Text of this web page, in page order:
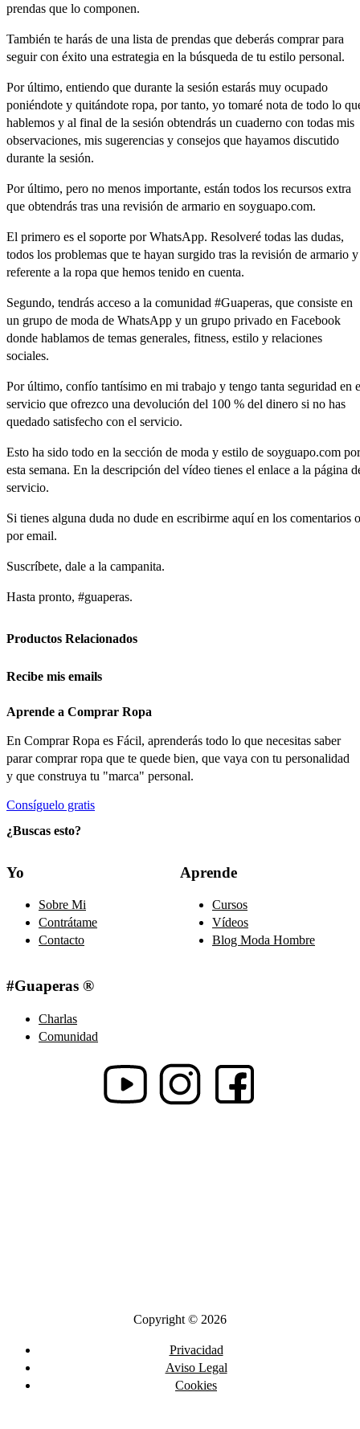
prendas que lo componen.
También te harás de una lista de prendas que deberás comprar para
seguir con éxito una estrategia en la búsqueda de tu estilo personal.
Por último, entiendo que durante la sesión estarás muy ocupado
poniéndote y quitándote ropa, por tanto, yo tomaré nota de todo lo
hablemos y al final de la sesión obtendrás un cuaderno con todas mis
observaciones, mis sugerencias y consejos que hayamos discutido
durante la sesión.
Por último, pero no menos importante, están todos los recursos extra
que obtendrás tras una revisión de armario en soyguapo.com.
El primero es el soporte por WhatsApp. Resolveré todas las dudas,
todos los problemas que te hayan surgido tras la revisión de armario y
referente a la ropa que hemos tenido en cuenta.
Segundo, tendrás acceso a la comunidad #Guaperas, que consiste en
un grupo de moda de WhatsApp y un grupo privado en Facebook
donde hablamos de temas generales, fitness, estilo y relaciones
sociales.
Por último, confío tantísimo en mi trabajo y tengo tanta seguridad en
servicio que ofrezco una devolución del 100 % del dinero si no has
quedado satisfecho con el servicio.
Esto ha sido todo en la sección de moda y estilo de soyguapo.com por
esta semana. En la descripción del vídeo tienes el enlace a la página
servicio.
Si tienes alguna duda no dude en escribirme aquí en los comentarios o
por email.
Suscríbete, dale a la campanita.
Hasta pronto, #guaperas.
Productos Relacionados
Recibe mis emails
Aprende a Comprar Ropa
En Comprar Ropa es Fácil, aprenderás todo lo que necesitas saber
parar comprar ropa que te quede bien, que vaya con tu personalidad
y que construya tu "marca" personal.
Consíguelo gratis
¿Buscas esto?
Yo
Sobre Mi
Contrátame
Contacto
Aprende
Cursos
Vídeos
Blog Moda Hombre
#Guaperas ®
Charlas
Comunidad
Copyright © 2026
Privacidad
Aviso Legal
Cookies